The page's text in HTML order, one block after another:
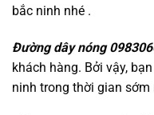
bắc ninh nhé .
Đường dây nóng
khách hàng. Bởi vậy,
ninh trong thời gian sớm